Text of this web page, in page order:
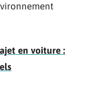
en voiture :